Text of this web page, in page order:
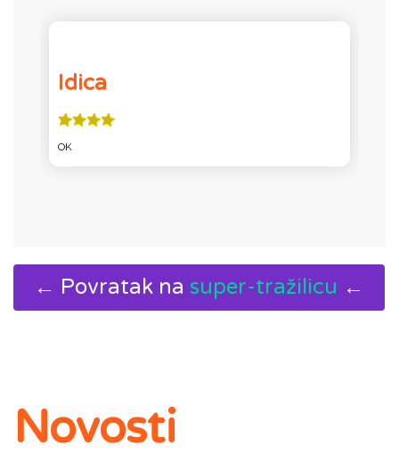
Idica
OK
← Povratak na super-tražilicu ←
Novosti